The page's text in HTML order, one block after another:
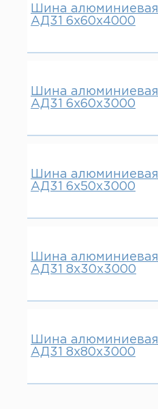
Шина алюминиевая
АД31 6х60х4000
Шина алюминиевая
АД31 6х60х3000
Шина алюминиевая
АД31 6х50х3000
Шина алюминиевая
АД31 8х30х3000
Шина алюминиевая
АД31 8х80х3000